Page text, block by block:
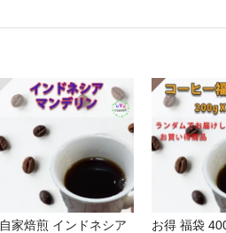
自家焙煎 インドネシア
お得 福袋